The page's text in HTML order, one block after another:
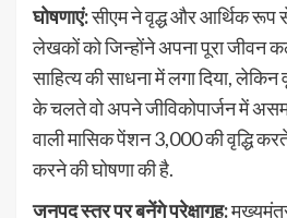
घोषणाएं:सीएम ने वृद्ध और आर्थिक रूप
लेखकों को जिन्होंने अपना पूरा जीवन
साहित्य की साधना में लगा दिया, लेकिन
के चलते वो अपने जीविकोपार्जन में
वाली मासिक पेंशन 3,000 की वृद्धि
करने की घोषणा की है.
जनपद स्तर पर बनेंगे प्रेक्षागृह: